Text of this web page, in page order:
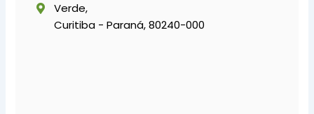
Verde,
Curitiba - Paraná, 80240-000